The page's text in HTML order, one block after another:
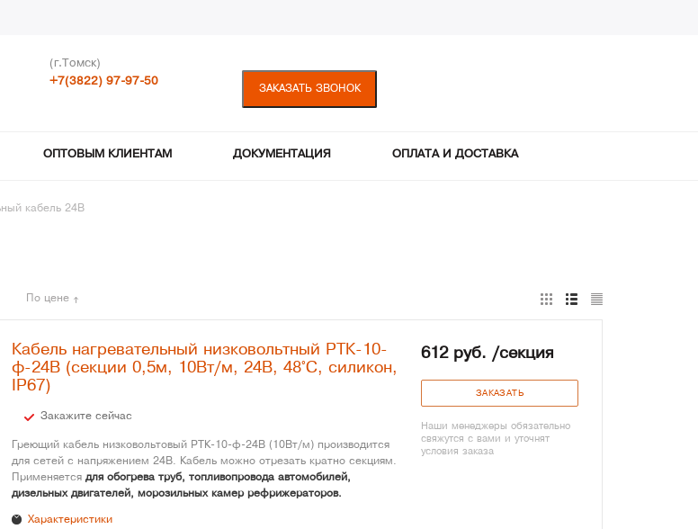
(г.Томск)
+7(3822) 97-97-50
ЗАКАЗАТЬ ЗВОНОК
ОПТОВЫМ КЛИЕНТАМ ДОКУМЕНТАЦИЯ ОПЛАТА И ДОСТАВКА
кабель 24В
По цене
Кабель нагревательный низковольтный РТК-10-
ф-24В (секции 0,5м, 10Вт/м, 24В, 48°С, силикон,
IP67)
Закажите сейчас
Греющий кабель низковольтовый РТК-10-ф-24В (10Вт/м) производится
для сетей с напряжением 24В. Кабель можно отрезать кратно секциям.
Применяется для обогрева труб, топливопровода автомобилей,
дизельных двигателей, морозильных камер рефрижераторов.
Характеристики
612 руб. /секция
ЗАКАЗАТЬ
Наши менеджеры обязательно
свяжутся с вами и уточнят
условия заказа